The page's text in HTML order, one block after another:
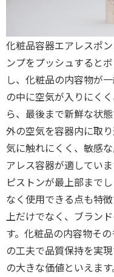
化粧品容器エアレスポ
ンプをプッシュすると
し、化粧品の内容物が
の中に空気が入りにく
ら、最後まで新鮮な状
外の空気を容器内に取
気に触れにくく、敏感
アレス容器が適していま
ピストンが最上部まで
なく使用できる点も特
上だけでなく、ブラン
す。化粧品の内容物そ
の工夫で品質保持を実
の大きな価値といえます